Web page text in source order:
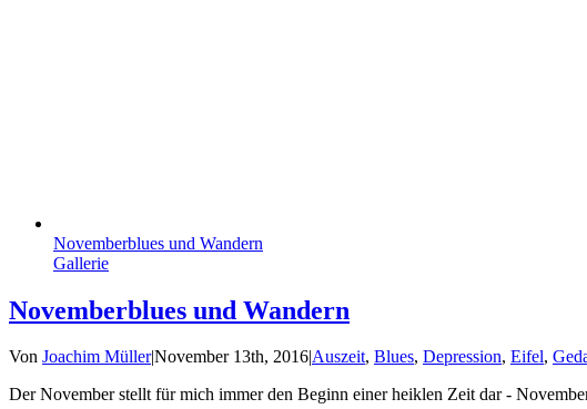
Novemberblues und Wandern
Gallerie
Novemberblues und Wandern
Von Joachim Müller|November 13th, 2016|Auszeit, Blues, Depression, Eifel,
Der November stellt für mich immer den Beginn einer heiklen Zeit dar -